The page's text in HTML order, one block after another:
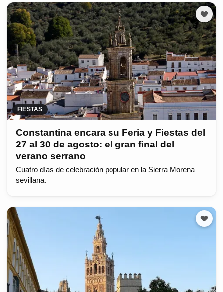
FIESTAS
Constantina encara su Feria y Fiestas del
27 al 30 de agosto: el gran final del
verano serrano
Cuatro días de celebración popular en la Sierra Morena
sevillana.